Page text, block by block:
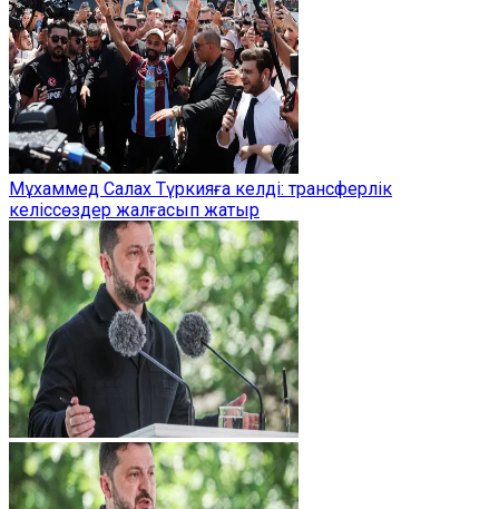
Мұхаммед Салах Түркияға келді: трансферлік
келіссөздер жалғасып жатыр